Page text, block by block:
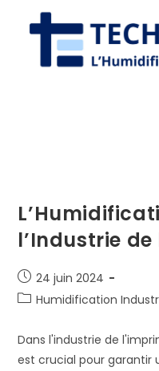
l’Industrie
Publication
publiée :
24 juin 2024
PostHumidification
Dans l'industrie de
est crucial pour